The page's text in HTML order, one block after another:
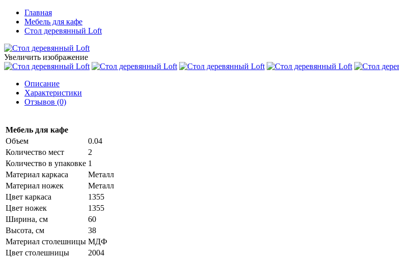
Главная
Мебель для кафе
Стол деревянный Loft
Увеличить изображение
Описание
Характеристики
Отзывов (0)
Мебель для кафе
Объем
0.04
Количество мест
2
Количество в упаковке 1
Материал каркаса
Металл
Материал ножек
Металл
Цвет каркаса
1355
Цвет ножек
1355
Ширина, см
60
Высота, см
38
Материал столешницы МДФ
Цвет столешницы
2004